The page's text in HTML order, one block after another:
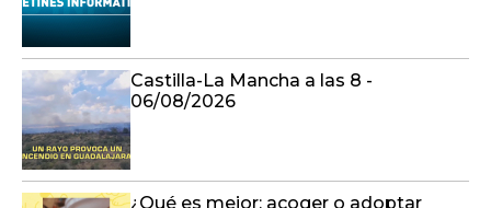
Castilla-La Mancha a las 8 -
06/08/2026
¿Qué es mejor: acoger o adoptar